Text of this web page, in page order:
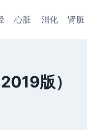
心脏 消化 肾脏
版）